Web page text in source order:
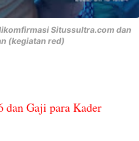
Situssultra.com dan
(kegiatan red)
dan Gaji para Kader